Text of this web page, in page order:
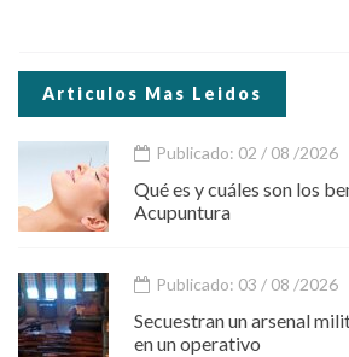
Articulos Mas Leidos
Publicado: 02 / 08 /2026
Qué es y cuáles son los
Acupuntura
Publicado: 03 / 08 /2026
Secuestran un arsenal
en un operativo